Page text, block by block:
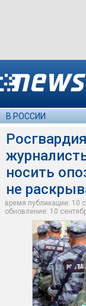
В РОССИИ
носить
не
время публикации: 10
обновление: 10